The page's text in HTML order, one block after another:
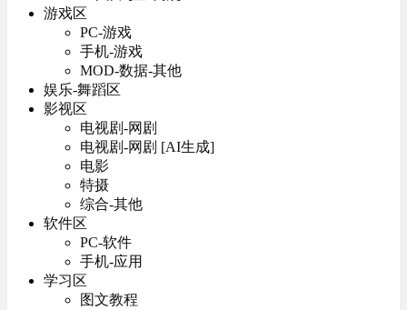
游戏区
PC-游戏
手机-游戏
MOD-数据-其他
娱乐-舞蹈区
影视区
电视剧-网剧
电视剧-网剧 [AI生成]
电影
特摄
综合-其他
软件区
PC-软件
手机-应用
学习区
图文教程